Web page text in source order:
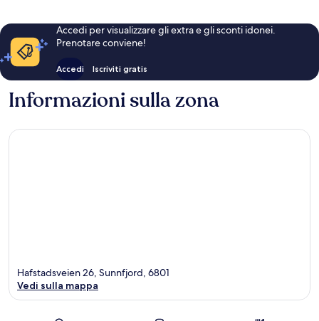
Accedi per visualizzare gli extra e gli sconti idonei.
Prenotare conviene!
Accedi Iscriviti gratis
Informazioni sulla zona
Hafstadsveien 26, Sunnfjord, 6801
Vedi sulla mappa